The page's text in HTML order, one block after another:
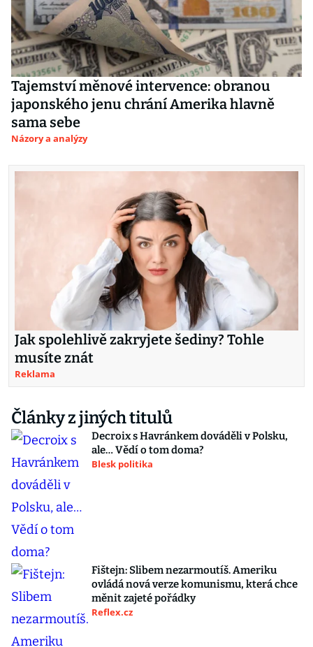
Tajemství měnové intervence: obranou
japonského jenu chrání Amerika hlavně
sama sebe
Názory a analýzy
Jak spolehlivě zakryjete šediny? Tohle
musíte znát
Reklama
Články z jiných titulů
Decroix s Havránkem dováděli v Polsku,
ale… Vědí o tom doma?
Blesk politika
Fištejn: Slibem nezarmoutíš. Ameriku
ovládá nová verze komunismu, která chce
měnit zajeté pořádky
Reflex.cz